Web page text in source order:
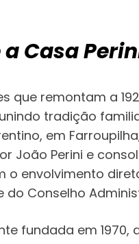
a Casa
que remontam a
tradição
em
João Perini e
o envolvimento
do Conselho
fundada em 1970,